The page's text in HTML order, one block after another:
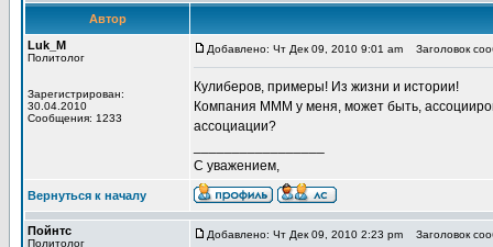
Автор
Luk_M
Политолог
Зарегистрирован:
30.04.2010
Сообщения: 1233
Добавлено: Чт Дек 09, 2010 9:01 am Заголовок
Кулиберов, примеры! Из жизни и истории!
Компания МММ у меня, может быть,
ассоциации?
С уважением,
Вернуться к началу
Пойнтс
Политолог
Добавлено: Чт Дек 09, 2010 2:23 pm Заголовок